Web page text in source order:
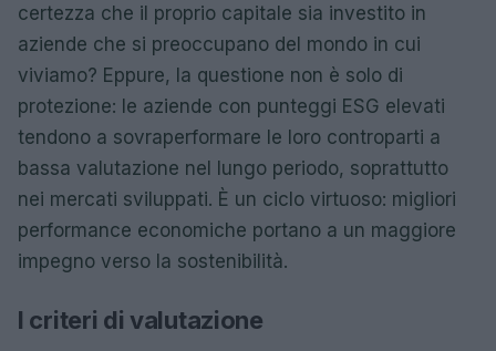
certezza che il proprio capitale sia investito in
aziende che si preoccupano del mondo in cui
viviamo? Eppure, la questione non è solo di
protezione: le aziende con punteggi ESG elevati
tendono a sovraperformare le loro controparti a
bassa valutazione nel lungo periodo, soprattutto
nei mercati sviluppati. È un ciclo virtuoso: migliori
performance economiche portano a un maggiore
impegno verso la sostenibilità.
I criteri di valutazione